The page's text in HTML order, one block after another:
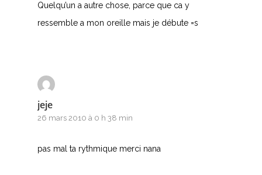
Quelqu’un a autre chose, parce que ca y
ressemble a mon oreille mais je débute =s
jeje
26 mars 2010 à 0 h 38 min
pas mal ta rythmique merci nana